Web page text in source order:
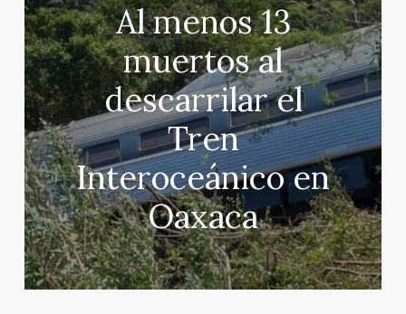
Al menos 13
muertos al
descarrilar el
Tren
Interoceánico en
Oaxaca